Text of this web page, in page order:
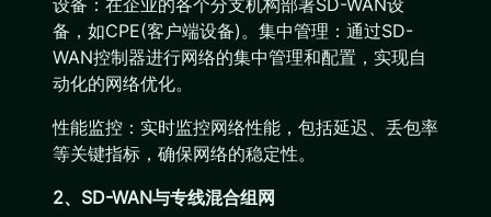
设备：在企业的各个分支机构部署SD-WAN设
备，如CPE(客户端设备)。集中管理：通过SD-
WAN控制器进行网络的集中管理和配置，实现自
动化的网络优化。
性能监控：实时监控网络性能，包括延迟、丢包率
等关键指标，确保网络的稳定性。
2、SD-WAN与专线混合组网